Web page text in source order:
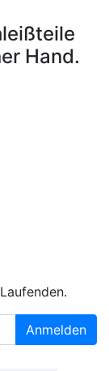
Hand.
Anmelden